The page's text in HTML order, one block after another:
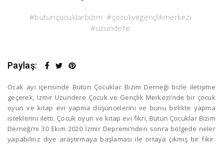
bütünçocuklarbizim
çocukvegençlikmerkezi
uzundere
Paylaş:
Ocak ayı içerisinde Bütün Çocuklar Bizim Derneği bizle iletişime
geçerek, İzmir Uzundere Çocuk ve Gençlik Merkezi’nde bir çocuk
oyun ve kitap evi yapma düşüncelerini ve bunu birlikte yapma
isteklerini iletti. Çocuk oyun ve kitap evi fikri, Bütün Çocuklar Bizim
Derneği’ni 30 Ekim 2020 İzmir Depremi’nden sonra bölgede neler
yapabiliriz diye araştırmaya başlaması ile ortaya çıkmış bir fikir.